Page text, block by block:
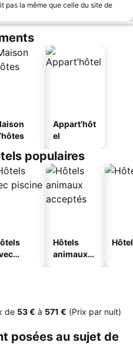
pas la même que celle du site de
Appart’hôt
el
populaires
Hôtels
animaux
de ‎53 € à ‎571 € (Prix par nuit)
posées au sujet de